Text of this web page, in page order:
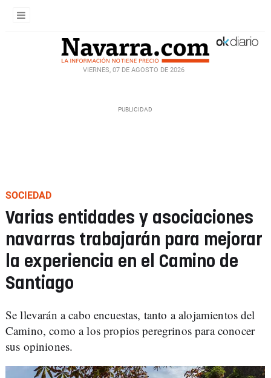
VIERNES, 07 DE AGOSTO DE 2026
SOCIEDAD
Varias entidades y asociaciones
navarras trabajarán para mejorar
la experiencia en el Camino de
Santiago
Se llevarán a cabo encuestas, tanto a alojamientos del
Camino, como a los propios peregrinos para conocer
sus opiniones.